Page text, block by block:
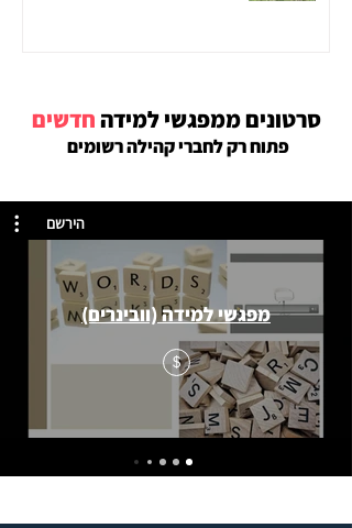
סרטונים ממפגשי למידהחדשים
פתוח רק לחברי קהילה רשומים
הירשם
מפגשי למידה (וובינרים)
$